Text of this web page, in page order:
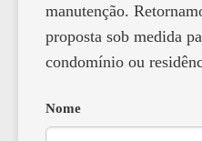
manutenção.
proposta sob medida
condomínio ou
Nome